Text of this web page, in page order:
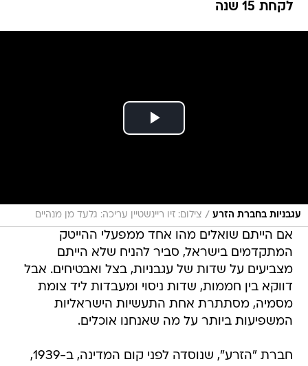
לקחת 15 שנה
עגבניות בחברת הזרע / צילום: זיו ריינשטיין עריכה: גלעד מן מנהיים
אם הייתם שואלים מהו אחד ממפעלי ההייטק
המתקדמים בישראל, סביר להניח שלא הייתם
מצביעים על שדות של עגבניות, בצל ואבטיחים. אבל
דווקא בין חממות, שדות ניסוי ומעבדות ליד צומת
מסמיה, מסתתרת אחת התעשיות הישראליות
המשפיעות ביותר על מה שאנחנו אוכלים.
חברת "הזרע", שנוסדה לפני קום המדינה, ב-1939,